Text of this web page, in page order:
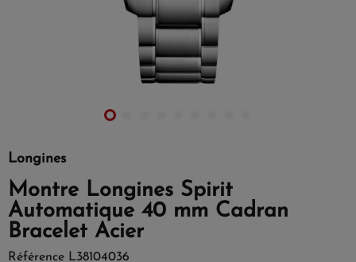
Longines
Montre Longines Spirit
Automatique 40 mm Cadran
Bracelet Acier
Référence L38104036